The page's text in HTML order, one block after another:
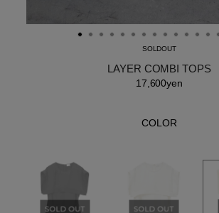
SOLDOUT
LAYER COMBI TOPS
17,600yen
COLOR